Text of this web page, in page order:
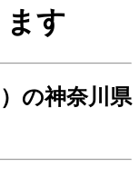
す
の神奈川県